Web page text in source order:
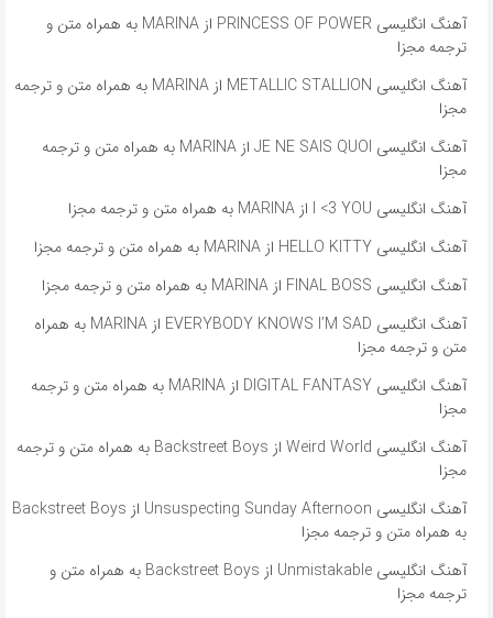
آهنگ انگلیسی PRINCESS OF POWER از MARINA به همراه متن و
ترجمه مجزا
آهنگ انگلیسی METALLIC STALLION از MARINA به همراه متن و ترجمه
مجزا
آهنگ انگلیسی JE NE SAIS QUOI از MARINA به همراه متن و ترجمه
مجزا
آهنگ انگلیسی I <3 YOU از MARINA به همراه متن و ترجمه مجزا
آهنگ انگلیسی HELLO KITTY از MARINA به همراه متن و ترجمه مجزا
آهنگ انگلیسی FINAL BOSS از MARINA به همراه متن و ترجمه مجزا
آهنگ انگلیسی EVERYBODY KNOWS I’M SAD از MARINA به همراه
متن و ترجمه مجزا
آهنگ انگلیسی DIGITAL FANTASY از MARINA به همراه متن و ترجمه
مجزا
آهنگ انگلیسی Weird World از Backstreet Boys به همراه متن و ترجمه
مجزا
آهنگ انگلیسی Unsuspecting Sunday Afternoon از Backstreet Boys
به همراه متن و ترجمه مجزا
آهنگ انگلیسی Unmistakable از Backstreet Boys به همراه متن و
ترجمه مجزا